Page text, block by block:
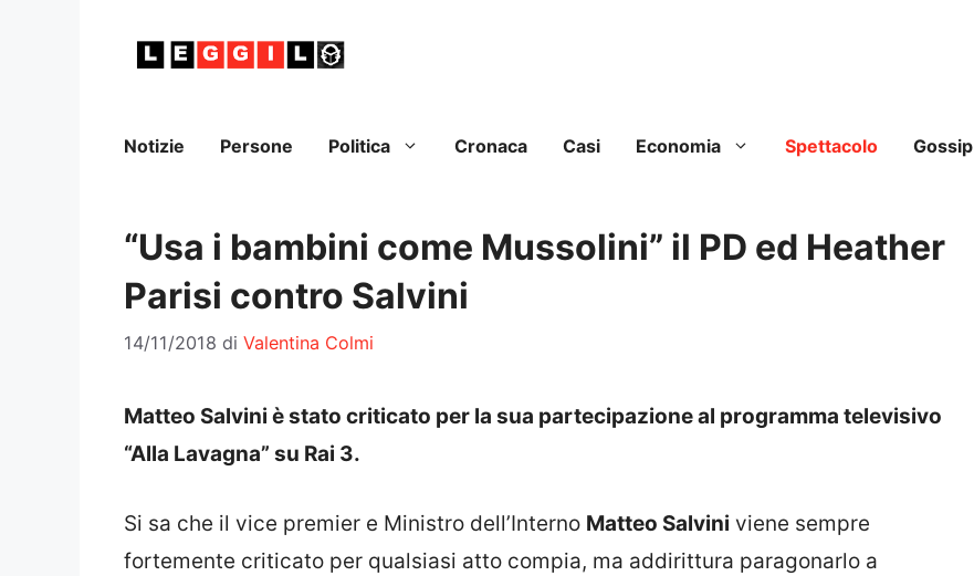
Notizie Persone Politica Cronaca Casi Economia Spettacolo Gossip
“Usa i bambini come Mussolini” il PD ed Heather
Parisi contro Salvini
14/11/2018 di Valentina Colmi
Matteo Salvini è stato criticato per la sua partecipazione al programma televisivo
“Alla Lavagna” su Rai 3.
Si sa che il vice premier e Ministro dell’Interno Matteo Salvini viene sempre
fortemente criticato per qualsiasi atto compia, ma addirittura paragonarlo a